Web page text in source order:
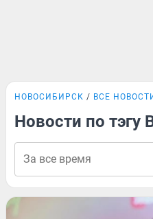
НОВОСИБИРСК ВСЕ
Новости по тэгу